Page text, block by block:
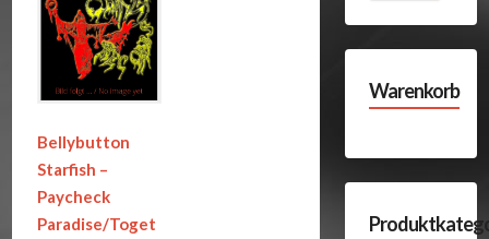
Bellybutton
Starfish –
Paycheck
Paradise/Toget
Warenkorb